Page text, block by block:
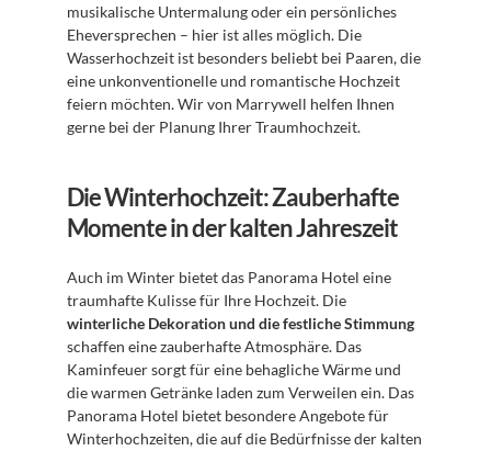
musikalische Untermalung oder ein persönliches
Eheversprechen – hier ist alles möglich. Die
Wasserhochzeit ist besonders beliebt bei Paaren, die
eine unkonventionelle und romantische Hochzeit
feiern möchten. Wir von Marrywell helfen Ihnen
gerne bei der Planung Ihrer Traumhochzeit.
Die Winterhochzeit: Zauberhafte
Momente in der kalten Jahreszeit
Auch im Winter bietet das Panorama Hotel eine
winterliche Dekoration und die festliche Stimmung
schaffen eine zauberhafte Atmosphäre. Das
Kaminfeuer sorgt für eine behagliche Wärme und
die warmen Getränke laden zum Verweilen ein. Das
Panorama Hotel bietet besondere Angebote für
Winterhochzeiten, die auf die Bedürfnisse der kalten